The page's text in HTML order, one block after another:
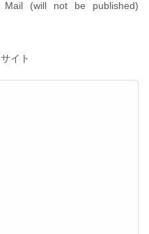
Mail (will not be published)
サイト